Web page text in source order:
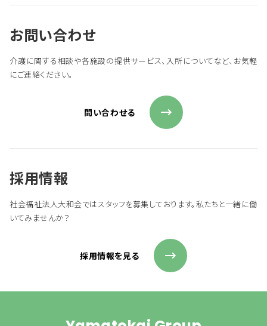
お問い合わせ
介護に関する相談や各施設の提供サービス、入所についてなど、お気軽
にご連絡ください。
問い合わせる
採用情報
社会福祉法人大和会ではスタッフを募集しております。私たちと一緒に働
いてみませんか？
採用情報を見る